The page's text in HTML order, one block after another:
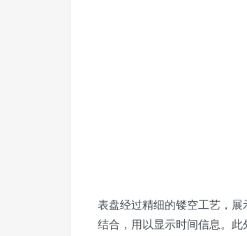
表盘经过精细的镂空工艺，
结合，用以显示时间信息。